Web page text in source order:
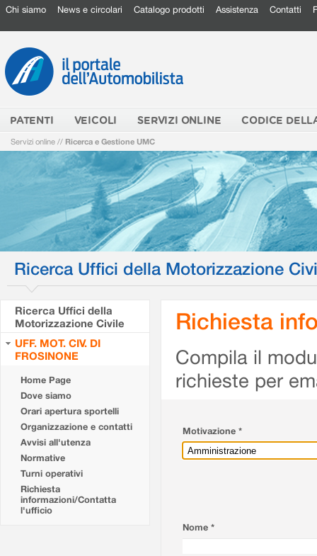
Chi siamo News e circolari Catalogo prodotti Assistenza Contatti
PATENTI VEICOLI SERVIZI ONLINE CODICE
Servizi online // Ricerca e Gestione UMC
Ricerca Uffici della Motorizzazione
Ricerca Uffici della
Motorizzazione Civile
UFF. MOT. CIV. DI
FROSINONE
Home Page
Dove siamo
Orari apertura sportelli
Organizzazione e contatti
Avvisi all'utenza
Normative
Turni operativi
Richiesta
informazioni/Contatta
l'ufficio
Richiesta
Compila il
richieste per
Motivazione *
Nome *